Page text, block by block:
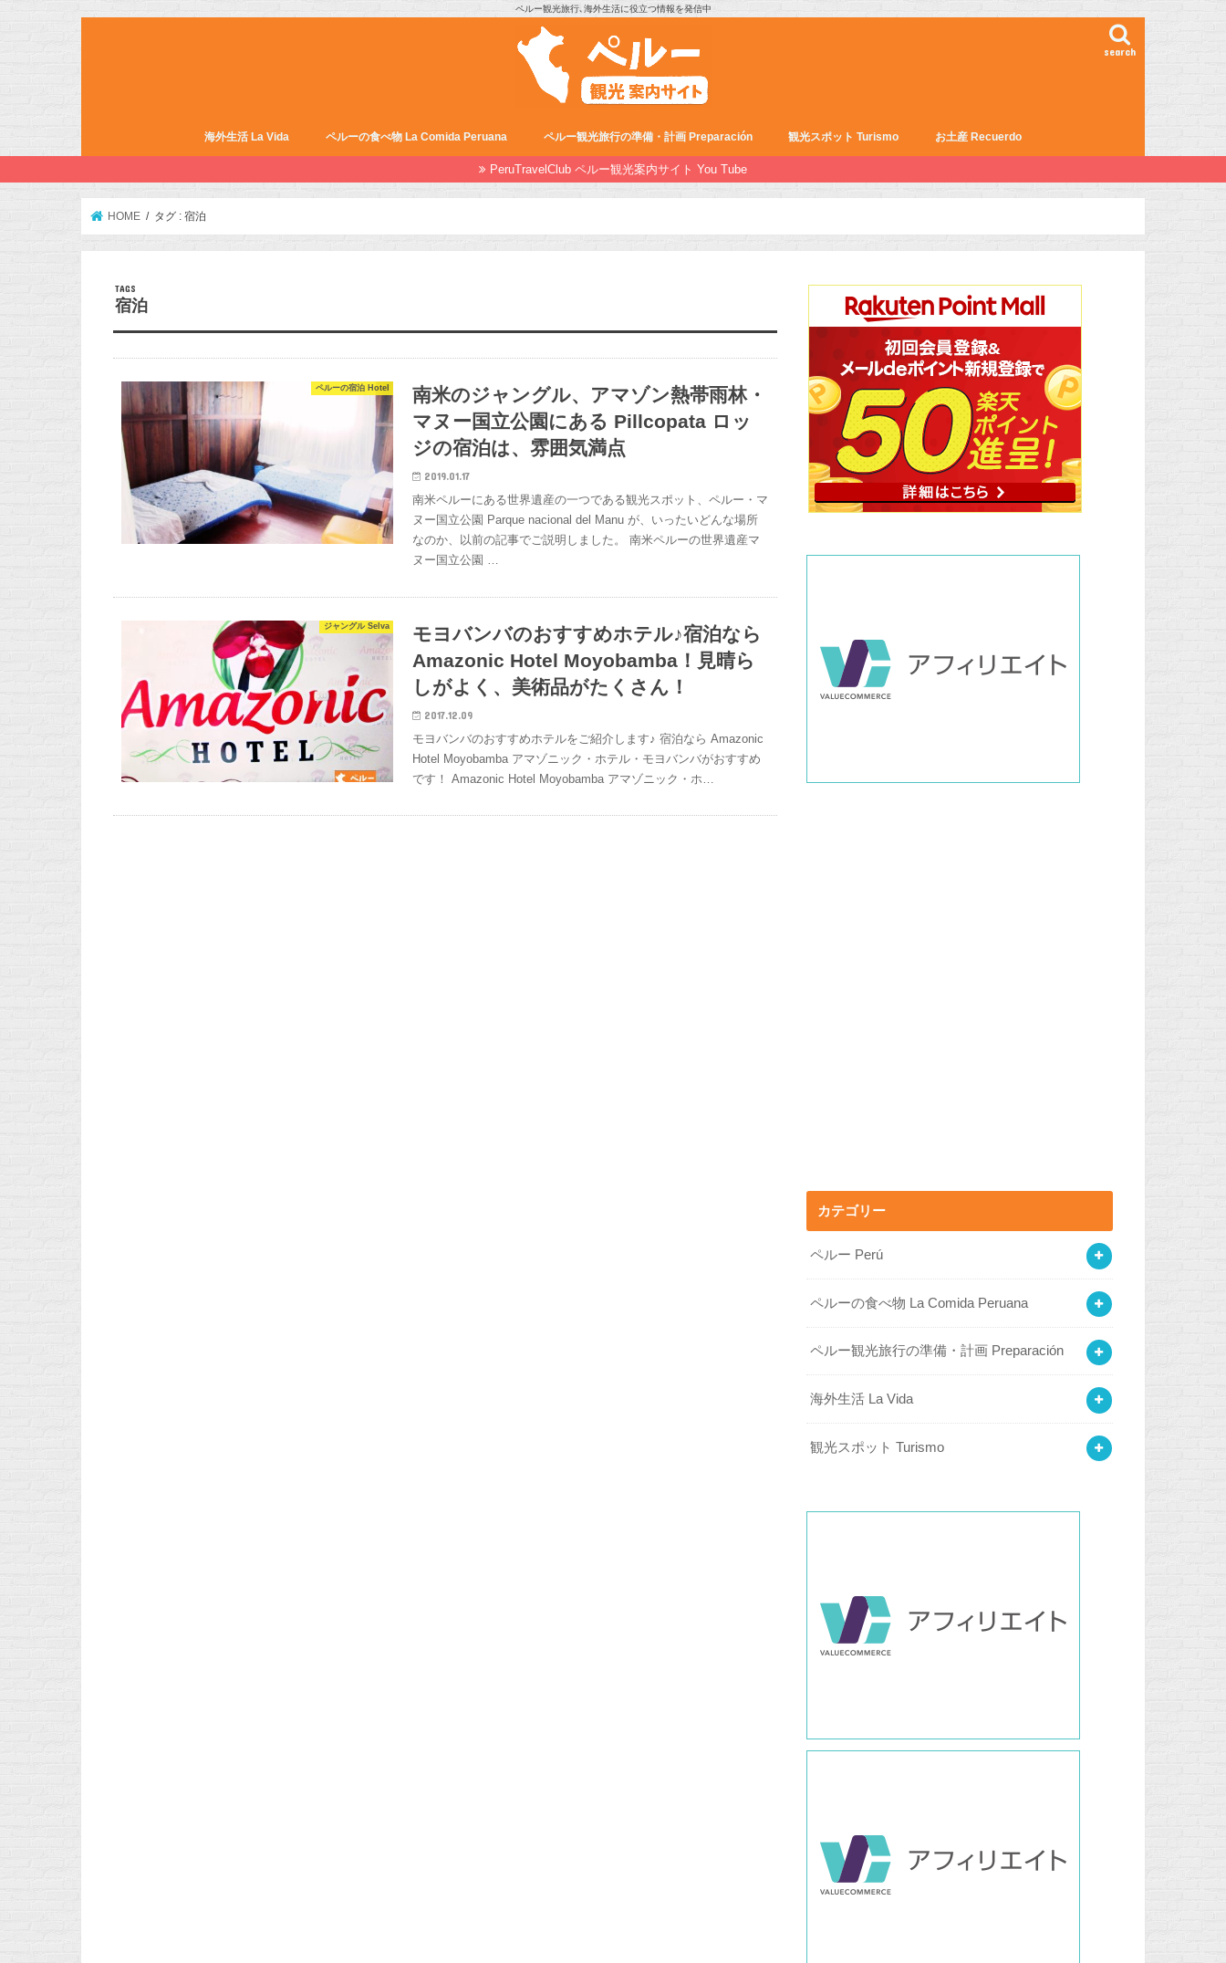
ペルー観光旅行､海外生活に役立つ情報を発信中
search
海外生活 La Vida ペルーの食べ物 La Comida Peruana ペルー観光旅行の準備・計画 Preparación 観光スポット Turismo お土産 Recuerdo
PeruTravelClub ペルー観光案内サイト You Tube
HOME タグ : 宿泊
宿泊
ペルーの宿泊 Hotel
南米のジャングル、アマゾン熱帯雨林・
マヌー国立公園にある Pillcopata ロッ
ジの宿泊は、雰囲気満点
2019.01.17
南米ペルーにある世界遺産の一つである観光スポット、ペルー・マ
ヌー国立公園 Parque nacional del Manu が、いったいどんな場所
なのか、以前の記事でご説明しました。 南米ペルーの世界遺産マ
ヌー国立公園 …
ジャングル Selva
モヨバンバのおすすめホテル♪宿泊なら
Amazonic Hotel Moyobamba！見晴ら
しがよく、美術品がたくさん！
2017.12.09
モヨバンバのおすすめホテルをご紹介します♪ 宿泊なら Amazonic
Hotel Moyobamba アマゾニック・ホテル・モヨバンバがおすすめ
です！ Amazonic Hotel Moyobamba アマゾニック・ホ…
カテゴリー
ペルー Perú
ペルーの食べ物 La Comida Peruana
ペルー観光旅行の準備・計画 Preparación
海外生活 La Vida
観光スポット Turismo